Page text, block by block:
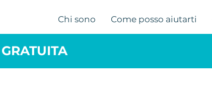
Chi sono Come posso aiutarti